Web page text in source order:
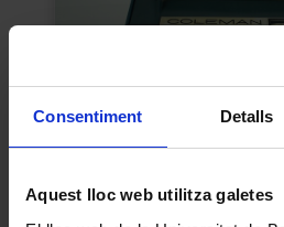
Consentiment Detalls
Aquest lloc web utilitza galetes
Espectrofotòmetre